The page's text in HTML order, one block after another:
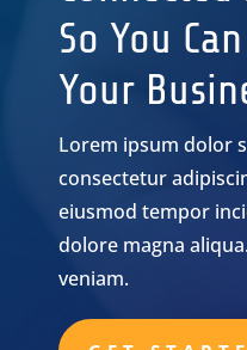
So You
Your
Lorem ipsum dolor
consectetur
eiusmod tempor
dolore magna
veniam.